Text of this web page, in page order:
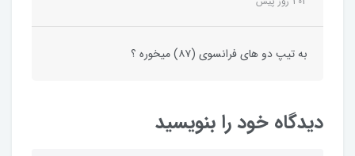
به تیپ دو های فرانسوی (۸۷) میخوره ؟
دیدگاه خود را بنویسید